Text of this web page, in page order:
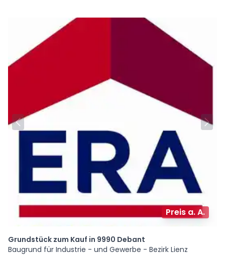
Preis a. A.
Grundstück zum Kauf in 9990 Debant
Baugrund für Industrie - und Gewerbe - Bezirk Lienz